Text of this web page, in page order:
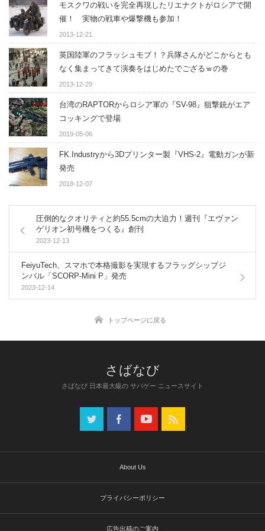
モスクワの戦いを完全再現したリエナクトがロシアで開
催！ 実物の戦車や爆撃機も参加！
2013-12-21
英国陸軍のフラッシュモブ！？兵隊さんがどこからとも
なく集まってきて演奏をはじめたでござるｗの巻
2013-12-29
台湾のRAPTORからロシア軍の『SV-98』狙撃銃がエア
コッキングで登場
2019-05-06
FK.Industryから3Dプリンター製『VHS-2』電動ガンが新
発売
2018-12-07
圧倒的なクオリティと約55.5cmの大迫力！週刊『エヴァン
ゲリオン初号機をつくる』創刊
2023-12-13
FeiyuTech、スマホで本格撮影を実現するフラッグシップジ
ンバル「SCORP-Mini P」発売
2023-12-14
トップページに戻る
さばなび 日本最大級の サバゲー ニュースサイト
About Us
プライバシーポリシー
広告出稿のご案内